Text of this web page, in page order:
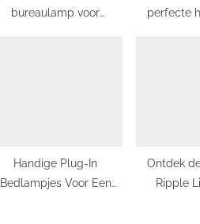
bureaulamp voor
perfecte
Handige Plug-In
Bedlampjes Voor Een
Ontdek
Ripple